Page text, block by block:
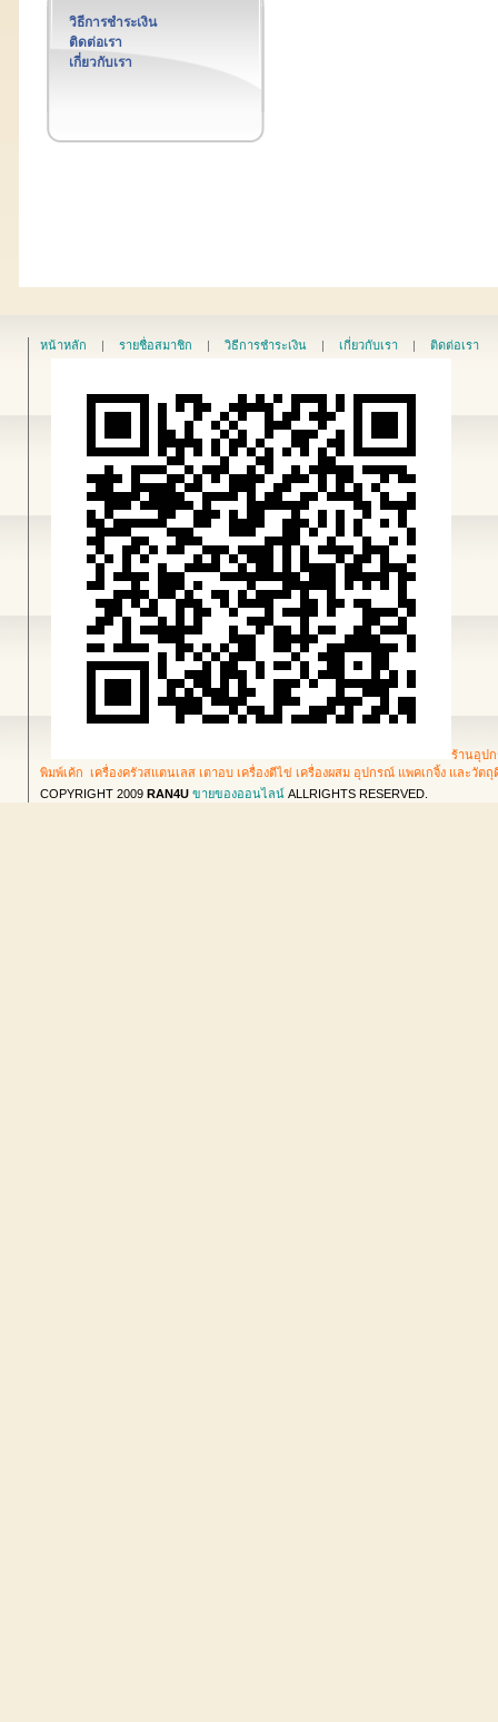
วิธีการชำระเงิน
ติดต่อเรา
เกี่ยวกับเรา
หน้าหลัก | รายชื่อสมาชิก | วิธีการชำระเงิน | เกี่ยวกับเรา | ติดต่อเรา
ร้านอุป
พิมพ์เค้ก เครื่องครัวสแตนเลส เตาอบ เครื่องตีไข่ เครื่องผสม อุปกรณ์ แพคเกจิ้ง และวัต
COPYRIGHT 2009 RAN4U ขายของออนไลน์ALLRIGHTS RESERVED.